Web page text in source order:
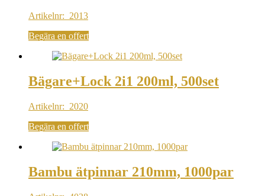
Artikelnr: 2013
Begära en offert
Bägare+Lock 2i1 200ml, 500set
Artikelnr: 2020
Begära en offert
Bambu ätpinnar 210mm, 1000par